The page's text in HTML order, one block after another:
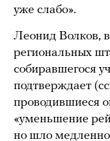
уже слабо».
Леонид Волков,
региональных
собиравшегося
подтверждает
проводившиеся
«уменьшение
но шло